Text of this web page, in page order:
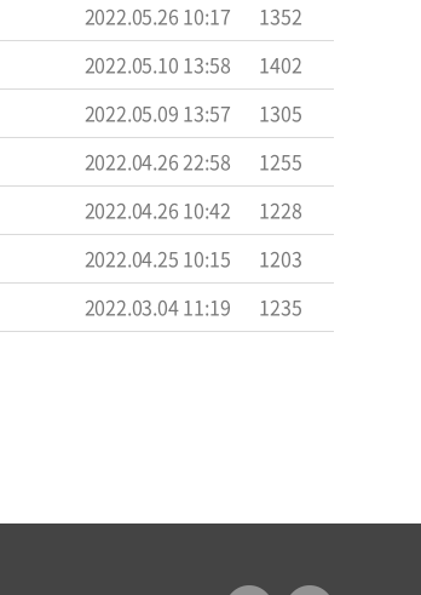
2022.05.26 10:17
1352
2022.05.10 13:58
1402
2022.05.09 13:57
1305
2022.04.26 22:58
1255
2022.04.26 10:42
1228
2022.04.25 10:15
1203
2022.03.04 11:19 1235